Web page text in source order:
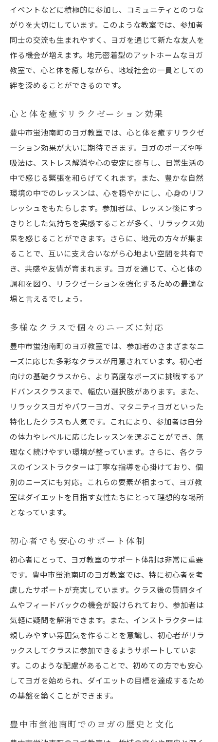
ヨガ初心者向けの基本ポーズとその効果
インストラクターによる丁寧な指導
豊中市で評判の初心者クラス紹介
持ち物や服装に関するアドバイス
初心者が続けやすい環境の整備
手ぶらで参加可能！豊中市ヨガ教室の利便性
ヨガマットや道具を揃えた充実の設備
オンライン予約とキャンセルの柔軟性
豊中市近辺の交通アクセス情報
ライフスタイルに合わせたクラススケジュ
ール
初回体験クラスの魅力と参加方法
日常のストレスを解消するヨガ教室の魅力
心の健康を支えるヨガの効果
呼吸法と瞑想で得られるリラクゼーション
仕事や家庭のストレスから解放される時間
ストレスを抱える方へのヨガ教室のサポー
ト
アットホームな雰囲気で続けやすいヨガ教室
心が温まるヨガスタジオの雰囲気
参加者同士の交流とネットワーク形成
ヨガ教室でのイベントやワークショップ
少人数制でのきめ細やかな指導
家族や友人と楽しめるヨガプログラム
豊中市のヨガ教室で得られる心身のリフレッシ
ュ効果
ム
ヨガがもたらすエネルギーの増幅効果
定期的なヨガで得られる健康促進効果
リフレッシュ効果を高めるためのポイント
ヨガ後のリラックス方法とそのメリット
ダイエットを目指す方に最適なヨガ教室の選び
方
ダイエットに効果的なクラスの特徴
ヨガ教室選びで重視すべきポイント
豊中市でおすすめのヨガ教室リスト
イベントなどに積極的に参加し、コミュニティとのつな
がりを大切にしています。このような教室では、参加者
同士の交流も生まれやすく、ヨガを通じて新たな友人を
作る機会が増えます。地元密着型のアットホームなヨガ
教室で、心と体を癒しながら、地域社会の一員としての
絆を深めることができるのです。
心と体を癒すリラクゼーション効果
豊中市蛍池南町のヨガ教室では、心と体を癒すリラクゼ
ーション効果が大いに期待できます。ヨガのポーズや呼
吸法は、ストレス解消や心の安定に寄与し、日常生活の
中で感じる緊張を和らげてくれます。また、豊かな自然
環境の中でのレッスンは、心を穏やかにし、心身のリフ
レッシュをもたらします。参加者は、レッスン後にすっ
きりとした気持ちを実感することが多く、リラックス効
果を感じることができます。さらに、地元の方々が集ま
ることで、互いに支え合いながら心地よい空間を共有で
き、共感や友情が育まれます。ヨガを通じて、心と体の
調和を図り、リラクゼーションを強化するための最適な
場と言えるでしょう。
多様なクラスで個々のニーズに対応
豊中市蛍池南町のヨガ教室では、参加者のさまざまなニ
ーズに応じた多彩なクラスが用意されています。初心者
向けの基礎クラスから、より高度なポーズに挑戦するア
ドバンスクラスまで、幅広い選択肢があります。また、
リラックスヨガやパワーヨガ、マタニティヨガといった
特化したクラスも人気です。これにより、参加者は自分
の体力やレベルに応じたレッスンを選ぶことができ、無
理なく続けやすい環境が整っています。さらに、各クラ
スのインストラクターは丁寧な指導を心掛けており、個
別のニーズにも対応。これらの要素が相まって、ヨガ教
室はダイエットを目指す女性たちにとって理想的な場所
となっています。
初心者でも安心のサポート体制
初心者にとって、ヨガ教室のサポート体制は非常に重要
です。豊中市蛍池南町のヨガ教室では、特に初心者を考
慮したサポートが充実しています。クラス後の質問タイ
ムやフィードバックの機会が設けられており、参加者は
気軽に疑問を解消できます。また、インストラクターは
親しみやすい雰囲気を作ることを意識し、初心者がリラ
ックスしてクラスに参加できるようサポートしていま
す。このような配慮があることで、初めての方でも安心
してヨガを始められ、ダイエットの目標を達成するため
の基盤を築くことができます。
豊中市蛍池南町でのヨガの歴史と文化